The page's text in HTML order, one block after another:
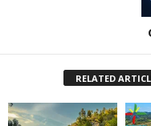
RELATED